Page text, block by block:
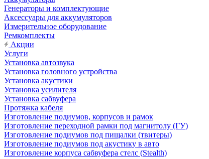
Генераторы и комплектующие
Аксессуары для аккумуляторов
Измерительное оборудование
Ремкомплекты
Акции
Услуги
Установка автозвука
Установка головного устройства
Установка акустики
Установка усилителя
Установка сабвуфера
Протяжка кабеля
Изготовление подиумов, корпусов и рамок
Изготовление переходной рамки под магнитолу (ГУ)
Изготовление подиумов под пищалки (твитеры)
Изготовление подиумов под акустику в авто
Изготовление корпуса сабвуфера стелс (Stealth)